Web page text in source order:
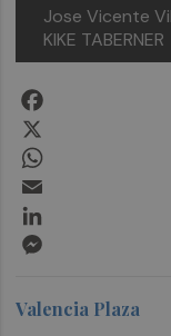
Jose Vicente
KIKE TABERNER
Valencia Plaza